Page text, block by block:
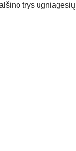
trys